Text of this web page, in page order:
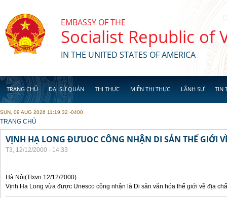
EMBASSY OF THE
Socialist Republic of
IN THE UNITED STATES OF AMERICA
TRANG CHỦ ĐẠI SỨ QUÁN THỊ THỰC MIỄN THỊ THỰC LÃNH SỰ TIN
SUN, 09 AUG 2026 11:19:32 -0400
YOU ARE HERE
TRANG CHỦ
VỊNH HẠ LONG ĐƯUOC CÔNG NHẬN DI SẢN THẾ GIỚI
T3, 12/12/2000 - 14:33
Hà Nội(Ttxvn 12/12/2000)
Vịnh Hạ Long vừa được Unesco công nhận là Di sản văn hóa thế giới về địa